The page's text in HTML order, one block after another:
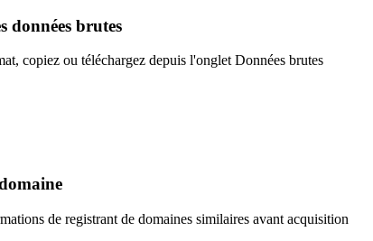
données brutes
copiez ou téléchargez depuis l'onglet Données brutes
de registrant de domaines similaires avant acquisition